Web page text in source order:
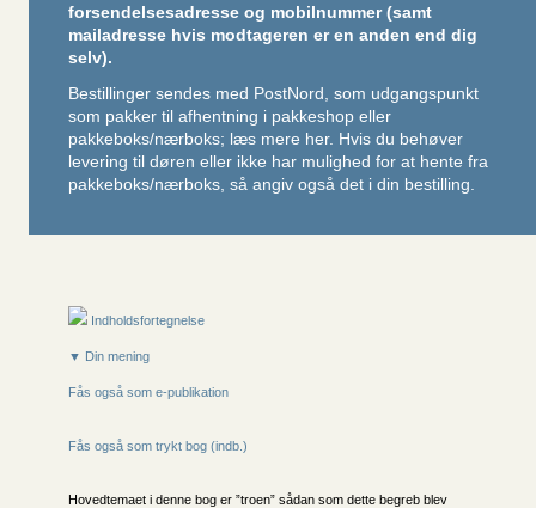
forsendelsesadresse og mobilnummer (samt
mailadresse hvis modtageren er en anden end dig
selv).
Bestillinger sendes med PostNord, som udgangspunkt
som pakker til afhentning i pakkeshop eller
pakkeboks/nærboks; læs mere her. Hvis du behøver
levering til døren eller ikke har mulighed for at hente fra
pakkeboks/nærboks, så angiv også det i din bestilling.
Indholdsfortegnelse
▼ Din mening
Fås også som e-publikation
Fås også som trykt bog (indb.)
Hovedtemaet i denne bog er ”troen” sådan som dette begreb blev